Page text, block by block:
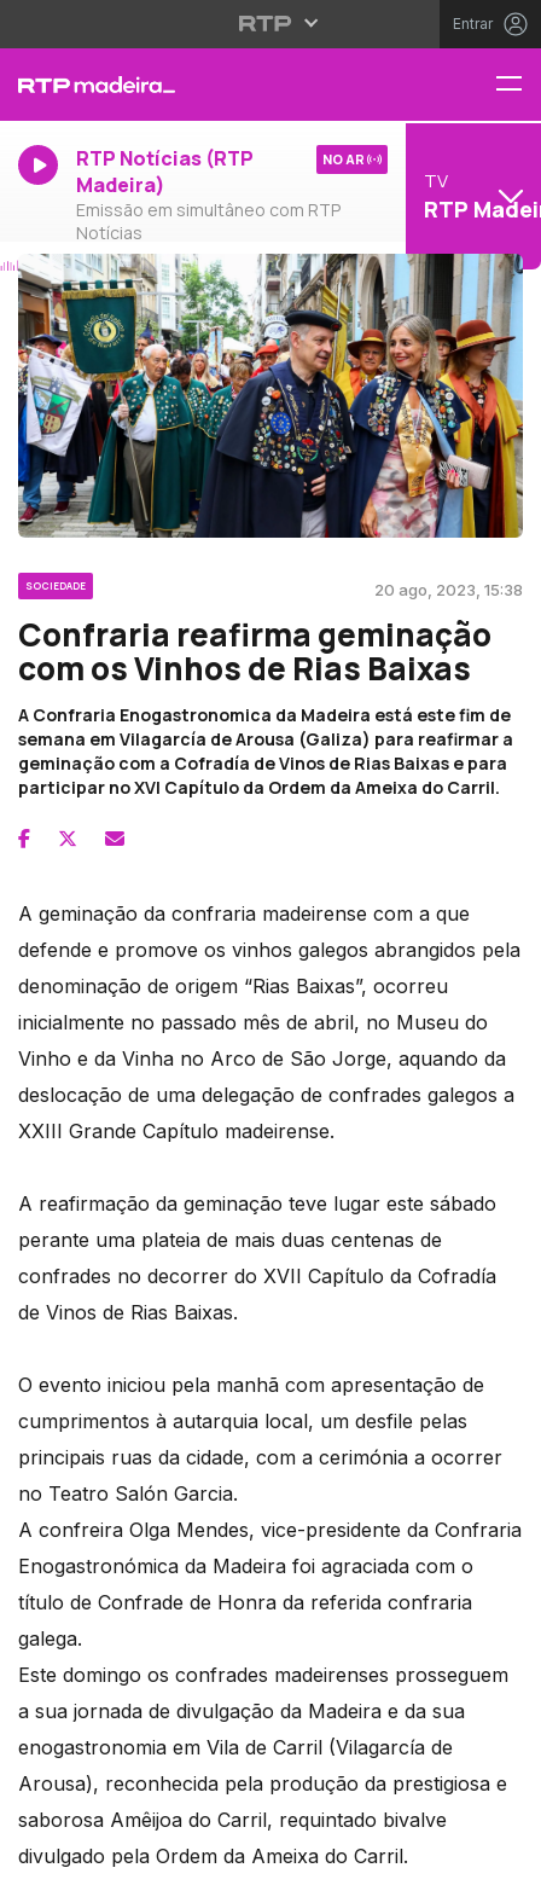
Entrar
RTP Notícias (RTP
Madeira)
Emissão em simultâneo com RTP
Notícias
NO AR
TV
RTP
SOCIEDADE 20 ago, 2023, 15:38
Confraria reafirma geminação
com os Vinhos de Rias Baixas
A Confraria Enogastronomica da Madeira está este fim de
semana em Vilagarcía de Arousa (Galiza) para reafirmar a
geminação com a Cofradía de Vinos de Rias Baixas e para
participar no XVI Capítulo da Ordem da Ameixa do Carril.
A geminação da confraria madeirense com a que
defende e promove os vinhos galegos abrangidos pela
denominação de origem “Rias Baixas”, ocorreu
inicialmente no passado mês de abril, no Museu do
Vinho e da Vinha no Arco de São Jorge, aquando da
deslocação de uma delegação de confrades galegos a
XXIII Grande Capítulo madeirense.
A reafirmação da geminação teve lugar este sábado
perante uma plateia de mais duas centenas de
confrades no decorrer do XVII Capítulo da Cofradía
de Vinos de Rias Baixas.
O evento iniciou pela manhã com apresentação de
cumprimentos à autarquia local, um desfile pelas
principais ruas da cidade, com a cerimónia a ocorrer
no Teatro Salón Garcia.
A confreira Olga Mendes, vice-presidente da Confraria
Enogastronómica da Madeira foi agraciada com o
título de Confrade de Honra da referida confraria
galega.
Este domingo os confrades madeirenses prosseguem
a sua jornada de divulgação da Madeira e da sua
enogastronomia em Vila de Carril (Vilagarcía de
Arousa), reconhecida pela produção da prestigiosa e
saborosa Amêijoa do Carril, requintado bivalve
divulgado pela Ordem da Ameixa do Carril.